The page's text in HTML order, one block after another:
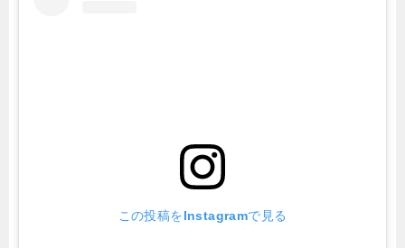
この投稿をInstagramで見る